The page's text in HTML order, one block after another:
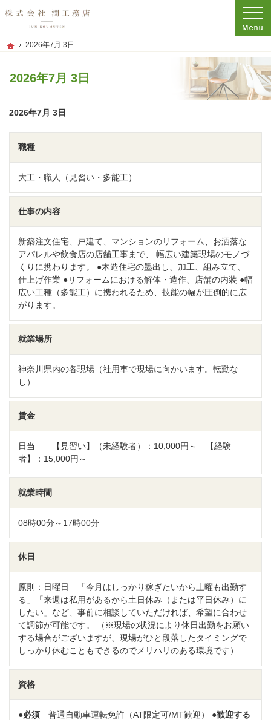
ホーム
2026年7月 3日
2026年7月 3日
プロの目線からご提案。神奈川県平塚市の注文住宅・新築戸建てを手がける工務
株式会社 潤工務店
2026年7月 3日
職種
大工・職人（見習い・多能工）
仕事の内容
新築注文住宅、戸建て、マンションのリフォーム、お洒落な
アパレルや飲食店の店舗工事まで、 幅広い建築現場のモノづ
くりに携わります。 ●木造住宅の墨出し、加工、組み立て、
仕上げ作業 ●リフォームにおける解体・造作、店舗の内装 ●幅
広い工種（多能工）に携われるため、技能の幅が圧倒的に広
がります。
就業場所
神奈川県内の各現場（社用車で現場に向かいます。転勤な
し）
賃金
日当 【見習い】（未経験者）：10,000円～ 【経験
者】：15,000円～
就業時間
08時00分～17時00分
休日
原則：日曜日 「今月はしっかり稼ぎたいから土曜も出勤す
る」「来週は私用があるから土日休み（または平日休み）に
したい」など、事前に相談していただければ、希望に合わせ
て調節が可能です。 （※現場の状況により休日出勤をお願い
する場合がございますが、現場がひと段落したタイミングで
しっかり休むこともできるのでメリハリのある環境です）
資格
●必須 普通自動車運転免許（AT限定可/MT歓迎） ●歓迎する